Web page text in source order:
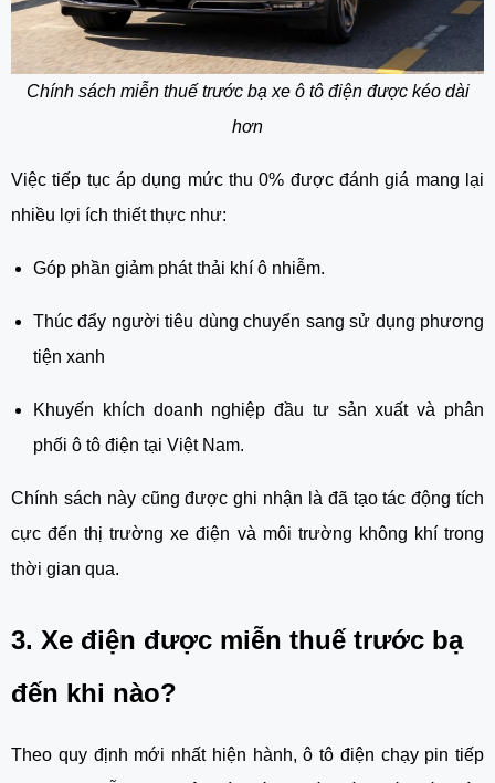
Chính sách miễn thuế trước bạ xe ô tô điện được kéo dài
hơn
Việc tiếp tục áp dụng mức thu 0% được đánh giá mang lại
nhiều lợi ích thiết thực như:
Góp phần giảm phát thải khí ô nhiễm.
Thúc đẩy người tiêu dùng chuyển sang sử dụng phương
tiện xanh
Khuyến khích doanh nghiệp đầu tư sản xuất và phân
phối ô tô điện tại Việt Nam.
Chính sách này cũng được ghi nhận là đã tạo tác động tích
cực đến thị trường xe điện và môi trường không khí trong
thời gian qua.
3. Xe điện được miễn thuế trước bạ
đến khi nào?
Theo quy định mới nhất hiện hành, ô tô điện chạy pin tiếp